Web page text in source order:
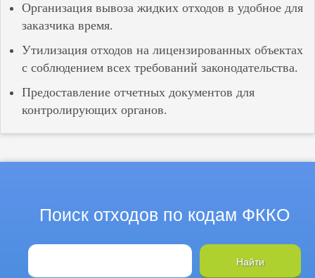
Организация вывоза жидких отходов в удобное для
заказчика время.
Утилизация отходов на лицензированных объектах
с соблюдением всех требований законодательства.
Предоставление отчетных документов для
контролирующих органов.
Поиск отходов по кодам ФККО
Найти